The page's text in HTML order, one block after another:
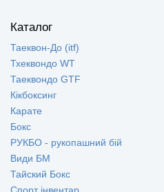
Каталог
Таеквон-До (itf)
Тхеквондо WT
Таеквондо GTF
Кікбоксинг
Карате
Бокс
РУКБО - рукопашний бій
Види БМ
Тайский Бокс
Спорт інвентар